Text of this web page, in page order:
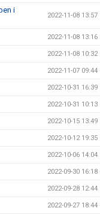
i
2022-11-08 13:57
2022-11-08 13:16
2022-11-08 10:32
2022-11-07 09:44
2022-10-31 16:39
2022-10-31 10:13
2022-10-15 13:49
2022-10-12 19:35
2022-10-06 14:04
2022-09-30 16:18
2022-09-28 12:44
2022-09-27 18:44